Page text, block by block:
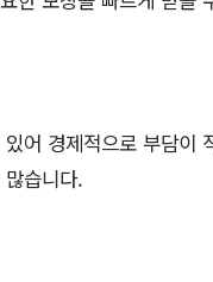
어 경제적으로 부담이
습니다.